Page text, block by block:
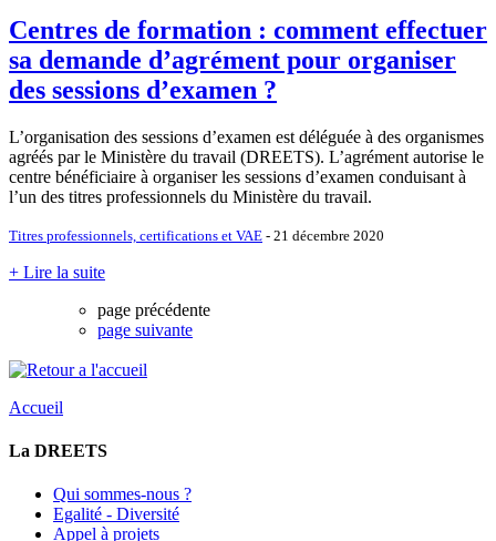
Centres de formation : comment effectuer
sa demande d’agrément pour organiser
des sessions d’examen ?
L’organisation des sessions d’examen est déléguée à des organismes
agréés par le Ministère du travail (DREETS). L’agrément autorise le
centre bénéficiaire à organiser les sessions d’examen conduisant à
l’un des titres professionnels du Ministère du travail.
Titres professionnels, certifications et VAE - 21 décembre 2020
+ Lire la suite
page précédente
page suivante
Accueil
La DREETS
Qui sommes-nous ?
Egalité - Diversité
Appel à projets